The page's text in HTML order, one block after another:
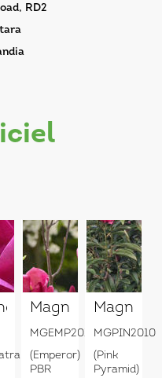
RD2
Magnolia
MGEMP2012
(Emperor)
PBR
Magnolia
MGPIN2010
(Pink
Pyramid)